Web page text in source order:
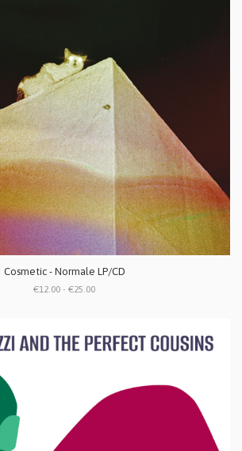
Cosmetic - Normale LP/CD
€12.00 - €25.00